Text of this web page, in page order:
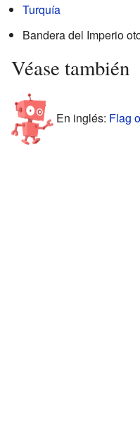
Turquía
Bandera del Imperio
Véase también
En inglés: Flag